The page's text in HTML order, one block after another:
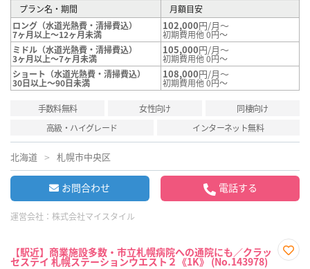
プラン名・期間
月額目安
ロング（水道光熱費・清掃費込）
7ヶ月以上～12ヶ月未満
102,000円/月～
初期費用他 0円～
ミドル（水道光熱費・清掃費込）
3ヶ月以上～7ヶ月未満
105,000円/月～
初期費用他 0円～
ショート（水道光熱費・清掃費込）
30日以上～90日未満
108,000円/月～
初期費用他 0円～
手数料無料 女性向け
同棲向け
高級・ハイグレード
インターネット無料
北海道 札幌市中央区
お問合わせ 電話する
運営会社： 株式会社マイスタイル
【駅近】商業施設多数・市立札幌病院への通院にも／クラッ
セステイ 札幌ステーションウエスト２《1K》 (No.143978)